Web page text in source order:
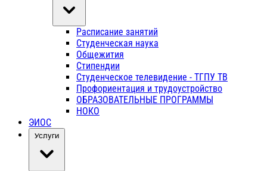
Расписание занятий
Студенческая наука
Общежития
Стипендии
Студенческое телевидение - ТГПУ ТВ
Профориентация и трудоустройство
ОБРАЗОВАТЕЛЬНЫЕ ПРОГРАММЫ
НОКО
ЭИОС
Услуги